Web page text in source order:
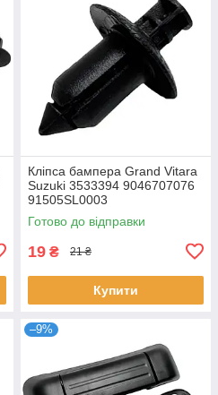
Кліпса бампера Grand Vitara
Suzuki 3533394 9046707076
91505SL0003
Готово до відправки
19 ₴ 21 ₴
Купити
–9%